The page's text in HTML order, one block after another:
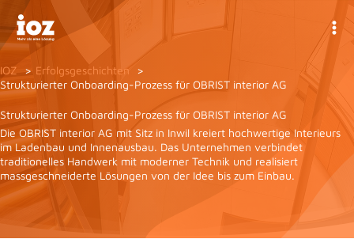
Inhalt
springen
IOZ
Erfolgsgeschichten
Strukturierter Onboarding-Prozess für OBRIST interior AG
Strukturierter Onboarding-Prozess für OBRIST interior AG
Die OBRIST interior AG mit Sitz in Inwil kreiert hochwertige Interieurs
im Ladenbau und Innenausbau. Das Unternehmen verbindet
traditionelles Handwerk mit moderner Technik und realisiert
massgeschneiderte Lösungen von der Idee bis zum Einbau.